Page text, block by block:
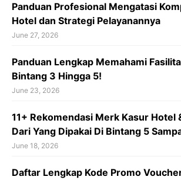
Panduan Profesional Mengatasi
Hotel dan Strategi Pelayanannya
June 27, 2026
Panduan Lengkap Memahami
Bintang 3 Hingga 5!
June 23, 2026
11+ Rekomendasi Merk Kasur Hotel
Dari Yang Dipakai Di Bintang 5
June 18, 2026
Daftar Lengkap Kode Promo